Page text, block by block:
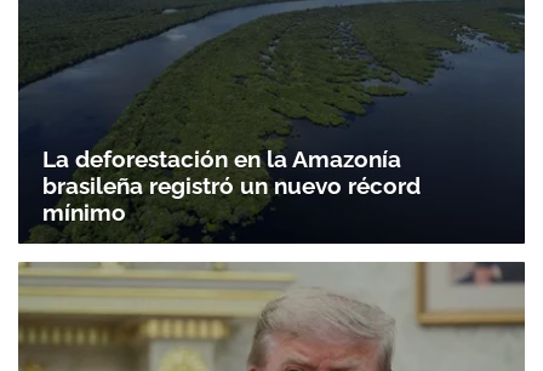
La deforestación en la Amazonía
brasileña registró un nuevo récord
mínimo